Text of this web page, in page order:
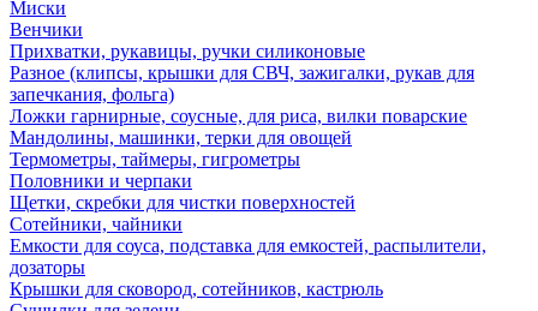
Миски
Венчики
Прихватки, рукавицы, ручки силиконовые
Разное (клипсы, крышки для СВЧ, зажигалки, рукав для
запечкания, фольга)
Ложки гарнирные, соусные, для риса, вилки поварские
Мандолины, машинки, терки для овощей
Термометры, таймеры, гигрометры
Половники и черпаки
Щетки, скребки для чистки поверхностей
Сотейники, чайники
Емкости для соуса, подставка для емкостей, распылители,
дозаторы
Крышки для сковород, сотейников, кастрюль